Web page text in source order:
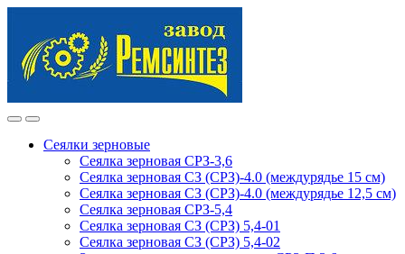
navigation
content
Сеялки зерновые
Сеялка зерновая СРЗ-3,6
Сеялка зерновая СЗ (СРЗ)-4.0 (междурядье 15 см)
Сеялка зерновая СЗ (СРЗ)-4.0 (междурядье 12,5 см)
Сеялка зерновая СРЗ-5,4
Сеялка зерновая СЗ (СРЗ) 5,4-01
Сеялка зерновая СЗ (СРЗ) 5,4-02